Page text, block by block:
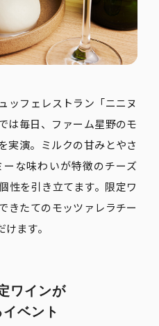
ッフェレストラン「ニニヌ
は毎日、ファーム星野のモ
実演。ミルクの甘みとやさ
な味わいが特徴のチーズ
性を引き立てます。限定ワ
きたてのモッツァレラチー
ます。
ワインが
ベント